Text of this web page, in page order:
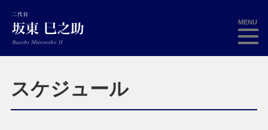
MENU
スケジュール